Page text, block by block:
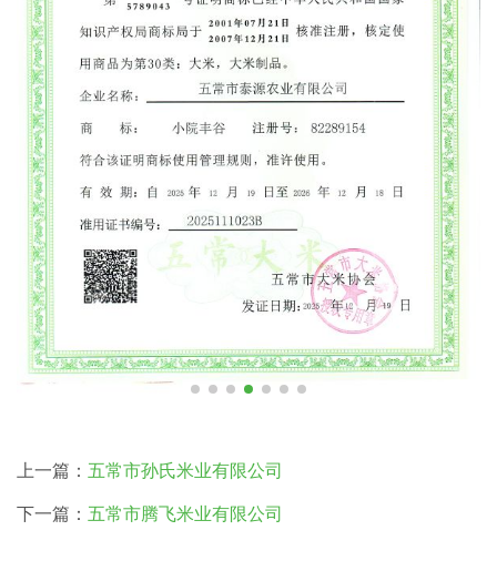
上一篇： 五常市孙氏米业有限公司
下一篇： 五常市腾飞米业有限公司